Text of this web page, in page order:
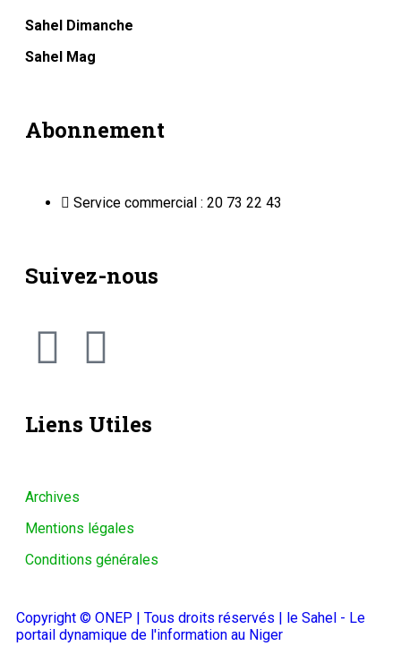
Sahel Dimanche
Sahel Mag
Abonnement
Service commercial : 20 73 22 43
Suivez-nous
Liens Utiles
Archives
Mentions légales
Conditions générales
Copyright © ONEP | Tous droits réservés | le Sahel - Le
portail dynamique de l'information au Niger